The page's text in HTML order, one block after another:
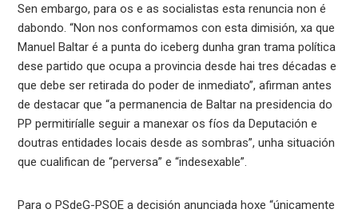
Sen embargo, para os e as socialistas esta renuncia non é
dabondo. “Non nos conformamos con esta dimisión, xa que
Manuel Baltar é a punta do iceberg dunha gran trama política
dese partido que ocupa a provincia desde hai tres décadas e
que debe ser retirada do poder de inmediato”, afirman antes
de destacar que “a permanencia de Baltar na presidencia do
PP permitiríalle seguir a manexar os fíos da Deputación e
doutras entidades locais desde as sombras”, unha situación
que cualifican de “perversa” e “indesexable”.
Para o PSdeG-PSOE a decisión anunciada hoxe “únicamente